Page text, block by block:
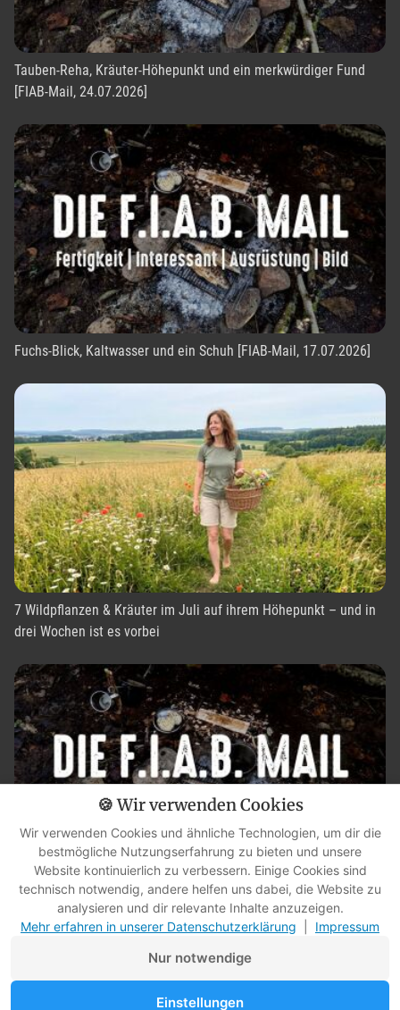
Tauben-Reha, Kräuter-Höhepunkt und ein merkwürdiger Fund
[FIAB-Mail, 24.07.2026]
Fuchs-Blick, Kaltwasser und ein Schuh [FIAB-Mail, 17.07.2026]
7 Wildpflanzen & Kräuter im Juli auf ihrem Höhepunkt – und in
drei Wochen ist es vorbei
Nur Unkraut? Diese Pflanze kann mehr, als du denkst [FIAB-Mail,
10.07.2026]
🍪 Wir verwenden Cookies
Wir verwenden Cookies und ähnliche Technologien, um dir die
bestmögliche Nutzungserfahrung zu bieten und unsere
Website kontinuierlich zu verbessern. Einige Cookies sind
technisch notwendig, andere helfen uns dabei, die Website zu
analysieren und dir relevante Inhalte anzuzeigen.
Mehr erfahren in unserer Datenschutzerklärung
Impressum
Nur notwendige
Einstellungen